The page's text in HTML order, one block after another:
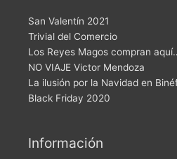
San Valentín 2021
Trivial del Comercio
Los Reyes Magos compran
NO VIAJE Victor Mendoza
La ilusión por la Navidad en
Black Friday 2020
Información